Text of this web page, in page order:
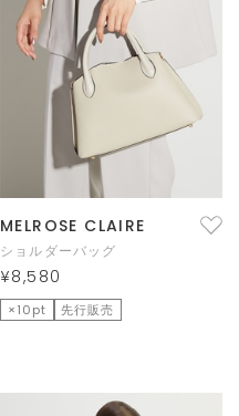
MELROSE CLAIRE
ショルダーバッグ
¥8,580
×10pt 先行販売